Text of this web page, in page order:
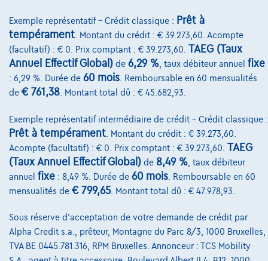
Volkswagen Tiguan
Platinum 2.0 TDI SCR 110 kW (150 ch) 7 vitesses DSG
01/2021
82.800 km Diesel Automatique 110 kW ( 150 CV )
€33.490 1
€664,05
Découvrez l’exemple chiffré complet
7900 Leuze-En-Hainaut,Volkswagen D'Haene Leuze
Exemple représentatif – Crédit classique : Prêt à
tempérament . Montant du crédit : € 39.273,60. Acompte
(facultatif) : € 0. Prix comptant : € 39.273,60. TAEG (Taux
Annuel Effectif Global) de 6,29 % , taux débiteur annuel fixe
: 6,29 %. Durée de 60 mois . Remboursable en 60 mensualités
de € 761,38 . Montant total dû : € 45.682,93.
Exemple représentatif intermédiaire de crédit – Crédit classique :
Prêt à tempérament . Montant du crédit : € 39.273,60.
Acompte (facultatif) : € 0. Prix comptant : € 39.273,60. TAEG
(Taux Annuel Effectif Global) de 8,49 % , taux débiteur
annuel fixe : 8,49 %. Durée de 60 mois . Remboursable en 60
mensualités de € 799,65. Montant total dû : € 47.978,93.
Sous réserve d'acceptation de votre demande de crédit par
Alpha Credit s.a., prêteur, Montagne du Parc 8/3, 1000 Bruxelles,
TVA BE 0445.781.316, RPM Bruxelles. Annonceur : TCS Mobility